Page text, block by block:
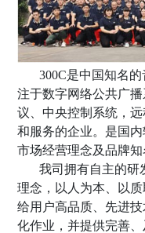
300C是中国知名的
注于数字网络公共广
议、中央控制系统，
和服务的企业。是国
市场经营理念及品牌知
我司拥有自主的研
理念，以人为本、以
给用户高品质、先进
化作业，并提供完善、